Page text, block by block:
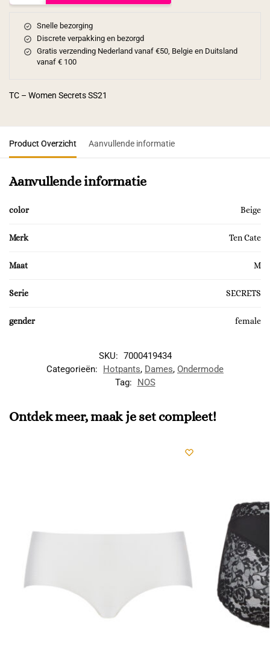
Snelle bezorging
Discrete verpakking en bezorgd
Gratis verzending Nederland vanaf €50, Belgie en Duitsland
vanaf € 100
TC – Women Secrets SS21
Product Overzicht Aanvullende informatie
Aanvullende informatie
color Beige
Merk Ten Cate
Maat M
Serie SECRETS
gender female
SKU: 7000419434
Categorieën:
Hotpants, Dames, Ondermode
Tag:
NOS
Ontdek meer, maak je set compleet!